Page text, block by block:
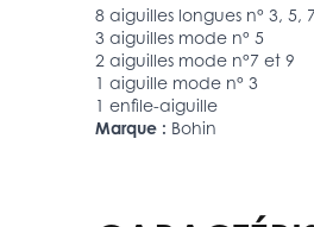
8 aiguilles longues n° 3, 5,
3 aiguilles mode n° 5
2 aiguilles mode n°7 et 9
1 aiguille mode n° 3
1 enfile-aiguille
Marque : Bohin